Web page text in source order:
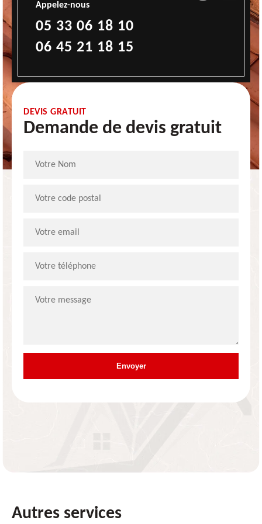
Appelez-nous
05 33 06 18 10
06 45 21 18 15
DEVIS GRATUIT
Demande de devis gratuit
Autres services